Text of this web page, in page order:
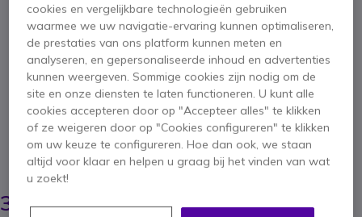
Grandstream
UCM6301
SKU GRAUCM6301 // Referentie fabrikant: UCM6301
Geavanceerd PBX-systeem voor uw bedrijf
BESPAAR 8,00 €
322,95 € ex. BTW- 390,77 € incl. BTW
Ga naar het begin van de afbeeldingen-gallerij
cookies en vergelijkbare technologieën gebruiken
waarmee we uw navigatie-ervaring kunnen optimaliseren,
de prestaties van ons platform kunnen meten en
analyseren, en gepersonaliseerde inhoud en advertenties
kunnen weergeven. Sommige cookies zijn nodig om de
site en onze diensten te laten functioneren. U kunt alle
cookies accepteren door op "Accepteer alles" te klikken
of ze weigeren door op "Cookies configureren" te klikken
om uw keuze te configureren. Hoe dan ook, we staan
altijd voor klaar en helpen u graag bij het vinden van wat
u zoekt!